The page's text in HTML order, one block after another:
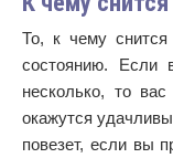
То, к чему
состоянию. Если
несколько, то
окажутся
повезет, если вы